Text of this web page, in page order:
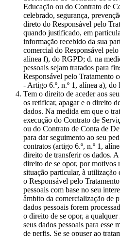
Educação ou do Contrato de
celebrado, segurança,
direto do Responsável pelo
quando justificado, em
informação recebido da sua
comercial do Responsável
alínea f), do RGPD; d. na
pessoais sejam tratados para
Responsável pelo Tratamento
- Artigo 6.º, n.º 1, alínea a), do
Tem o direito de aceder aos
os retificar, apagar e o direito
dados. Na medida em que o
execução do Contrato de
ou do Contrato de Conta de
para dar seguimento ao seu
contratos (artigo 6.º, n.º 1,
direito de transferir os dados.
direito de se opor, por motivos
situação particular, à utilização
o Responsável pelo
pessoais com base no seu
âmbito da comercialização de
dados pessoais forem
o direito de se opor, a
seus dados pessoais para
de perfis. Se se opuser ao